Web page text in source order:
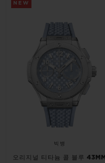
NEW
빅뱅
오리지널 티타늄 콜 블루 43MM